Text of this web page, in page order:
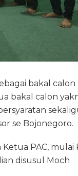
bakal calon
bakal calon
se Bojonegoro.
PAC, mulai
disusul Moch